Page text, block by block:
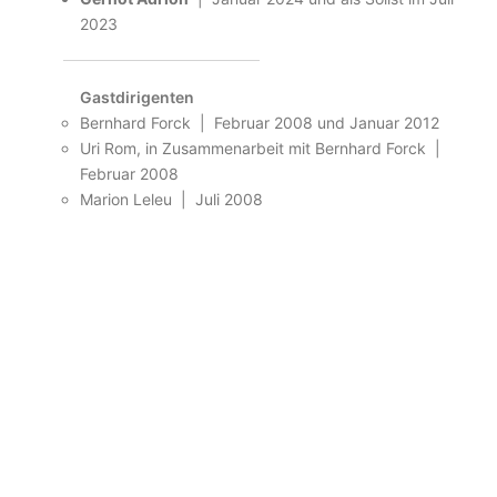
2023
Gastdirigenten
Bernhard Forck | Februar 2008 und Januar 2012
Uri Rom, in Zusammenarbeit mit Bernhard Forck |
Februar 2008
Marion Leleu | Juli 2008